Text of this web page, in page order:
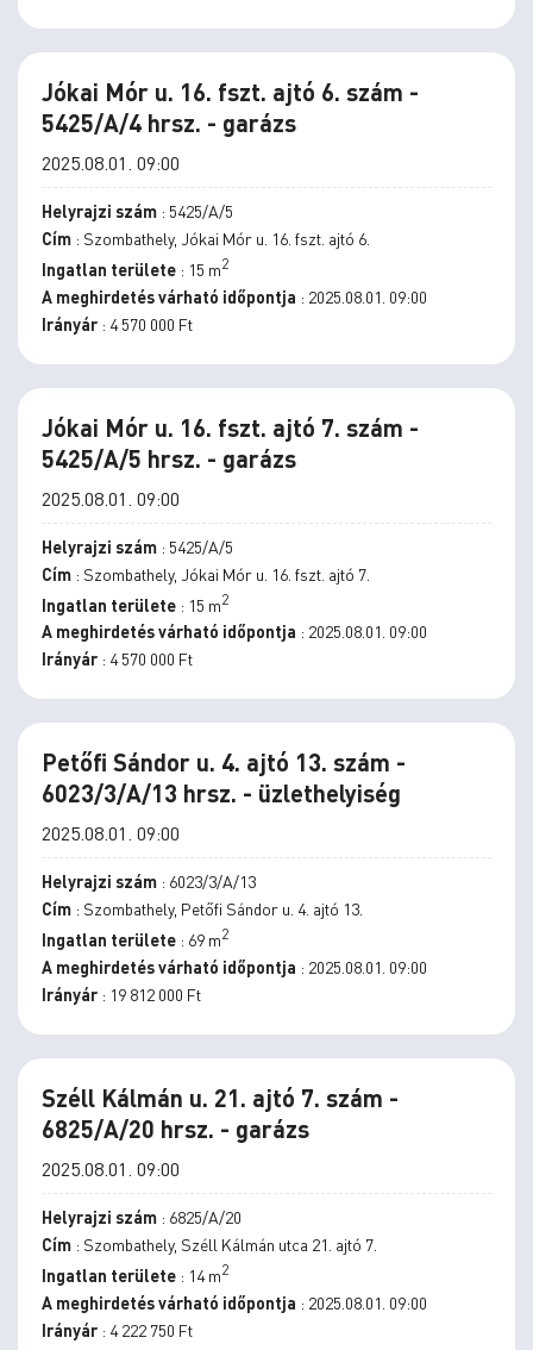
Jókai Mór u. 16. fszt. ajtó 6. szám -
5425/A/4 hrsz. - garázs
2025.08.01. 09:00
Helyrajzi szám : 5425/A/5
Cím : Szombathely, Jókai Mór u. 16. fszt. ajtó 6.
Ingatlan területe : 15 m2
A meghirdetés várható időpontja : 2025.08.01. 09:00
Irányár : 4 570 000 Ft
Jókai Mór u. 16. fszt. ajtó 7. szám -
5425/A/5 hrsz. - garázs
2025.08.01. 09:00
Helyrajzi szám : 5425/A/5
Cím : Szombathely, Jókai Mór u. 16. fszt. ajtó 7.
Ingatlan területe : 15 m2
A meghirdetés várható időpontja : 2025.08.01. 09:00
Irányár : 4 570 000 Ft
Petőfi Sándor u. 4. ajtó 13. szám -
6023/3/A/13 hrsz. - üzlethelyiség
2025.08.01. 09:00
Helyrajzi szám : 6023/3/A/13
Cím : Szombathely, Petőfi Sándor u. 4. ajtó 13.
Ingatlan területe : 69 m2
A meghirdetés várható időpontja : 2025.08.01. 09:00
Irányár : 19 812 000 Ft
Széll Kálmán u. 21. ajtó 7. szám -
6825/A/20 hrsz. - garázs
2025.08.01. 09:00
Helyrajzi szám : 6825/A/20
Cím : Szombathely, Széll Kálmán utca 21. ajtó 7.
Ingatlan területe : 14 m2
A meghirdetés várható időpontja : 2025.08.01. 09:00
Irányár : 4 222 750 Ft